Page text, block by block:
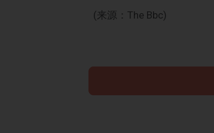
(来源：The Bbc)